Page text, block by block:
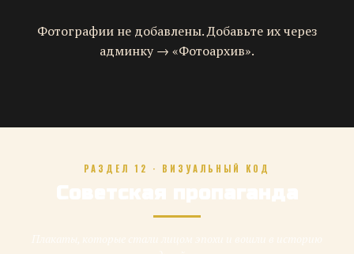
Фотографии не добавлены. Добавьте их через
админку → «Фотоархив».
РАЗДЕЛ 12 · ВИЗУАЛЬНЫЙ КОД
Советская пропаганда